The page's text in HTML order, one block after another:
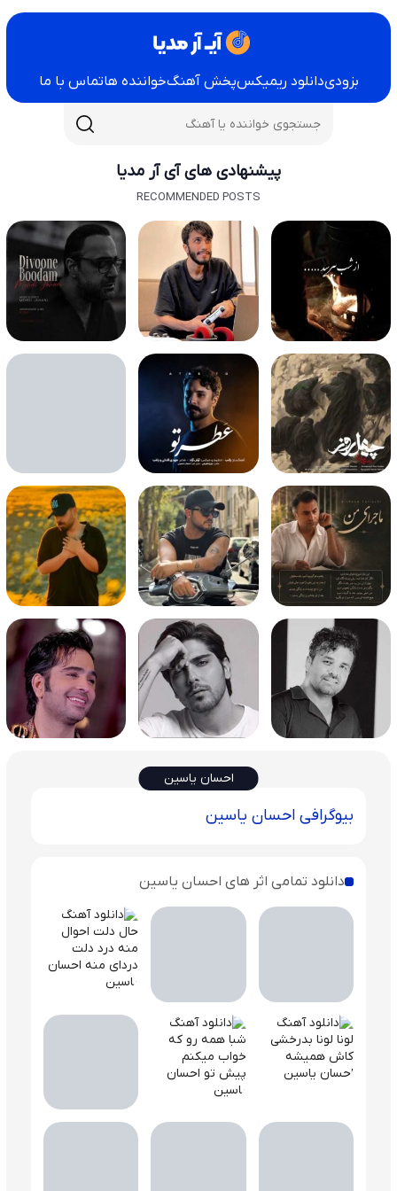
بزودیدانلود ریمیکسپخش آهنگخواننده هاتماس با ما
پیشنهادی های آی آر مدیا
RECOMMENDED POSTS
احسان یاسین
بیوگرافی احسان یاسین
دانلود تمامی اثر های احسان یاسین